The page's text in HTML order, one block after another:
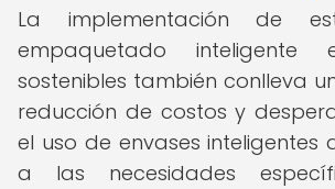
La implementación de
empaquetado inteligente
sostenibles también conlleva
reducción de costos y
el uso de envases inteligentes
a las necesidades